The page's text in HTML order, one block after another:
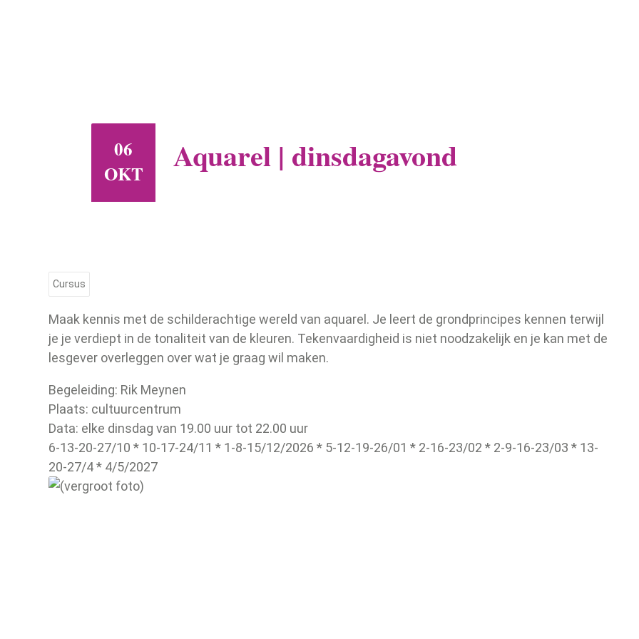
06
OKT
Aquarel | dinsdagavond
Cursus
Maak kennis met de schilderachtige wereld van aquarel. Je leert de grondprincipes kennen terwijl
je je verdiept in de tonaliteit van de kleuren. Tekenvaardigheid is niet noodzakelijk en je kan met de
lesgever overleggen over wat je graag wil maken.
Begeleiding: Rik Meynen
Plaats: cultuurcentrum
Data: elke dinsdag van 19.00 uur tot 22.00 uur
6-13-20-27/10 * 10-17-24/11 * 1-8-15/12/2026 * 5-12-19-26/01 * 2-16-23/02 * 2-9-16-23/03 * 13-
20-27/4 * 4/5/2027